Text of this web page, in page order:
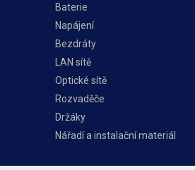
Baterie
Napájení
Bezdráty
LAN sítě
Optické sítě
Rozvaděče
Držáky
Nářadí a instalační materiál